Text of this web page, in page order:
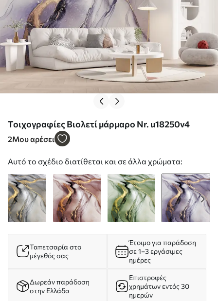
Τοιχογραφίες Βιολετί μάρμαρο Nr. u18250v4
2Μου αρέσει
Αυτό το σχέδιο διατίθεται και σε άλλα χρώματα:
Ταπετσαρία στο
μέγεθός σας
Έτοιμο για παράδοση
σε 1–3 εργάσιμες
ημέρες
Δωρεάν παράδοση
στην Ελλάδα
Επιστροφές
χρημάτων εντός 30
ημερών